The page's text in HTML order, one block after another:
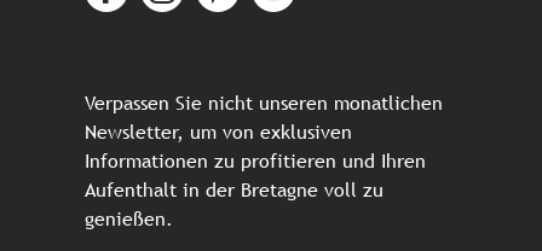
Verpassen Sie nicht unseren monatlichen
Newsletter, um von exklusiven
Informationen zu profitieren und Ihren
Aufenthalt in der Bretagne voll zu
genießen.